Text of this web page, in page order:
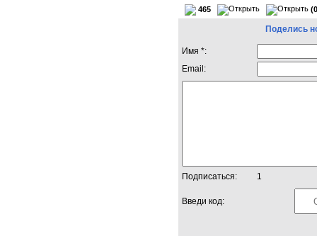
465
Поделись
Имя *:
Email:
Подписаться: 1
Введи код: